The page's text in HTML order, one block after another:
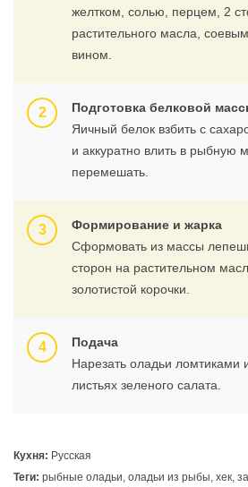
желтком, солью, перцем, 2
растительного масла,
вином.
Подготовка белковой
Яичный белок взбить с
и аккуратно влить в рыбную
перемешать.
Формирование и жарка
Сформовать из массы
сторон на растительном
золотистой корочки.
Подача
Нарезать оладьи ломтиками
листьях зеленого салата.
Кухня: Русская
Теги: рыбные оладьи, оладьи из рыбы, хек,